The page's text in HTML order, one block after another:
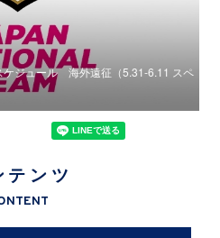
ケジュール 海外遠征（5.31-6.11 スペ
テンツ